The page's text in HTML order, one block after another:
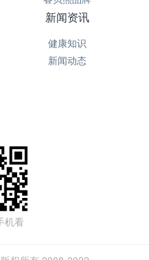
新闻资讯
健康知识
新闻动态
机看